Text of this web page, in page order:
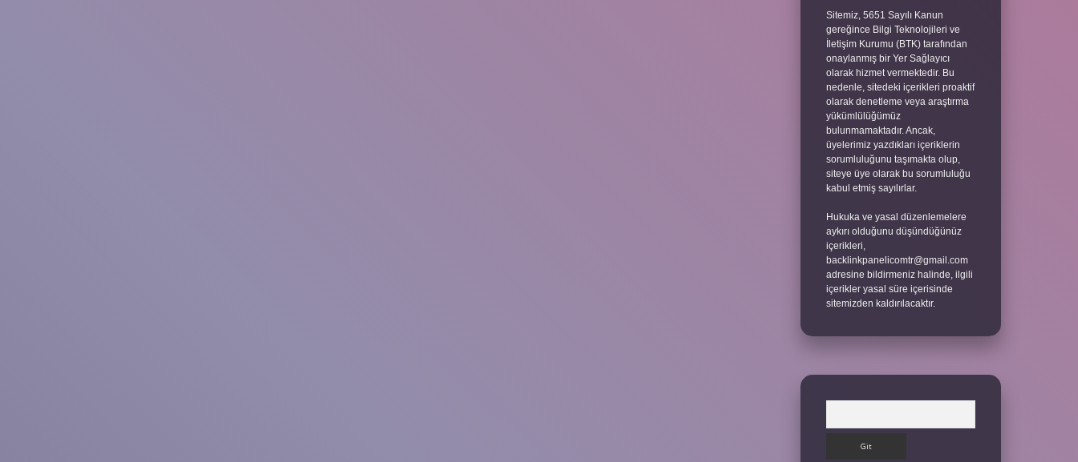
Sitemiz, 5651 Sayılı Kanun
gereğince Bilgi Teknolojileri ve
İletişim Kurumu (BTK) tarafından
onaylanmış bir Yer Sağlayıcı
olarak hizmet vermektedir. Bu
nedenle, sitedeki içerikleri proaktif
olarak denetleme veya araştırma
yükümlülüğümüz
bulunmamaktadır. Ancak,
üyelerimiz yazdıkları içeriklerin
sorumluluğunu taşımakta olup,
siteye üye olarak bu sorumluluğu
kabul etmiş sayılırlar.
Hukuka ve yasal düzenlemelere
aykırı olduğunu düşündüğünüz
içerikleri,
backlinkpanelicomtr@gmail.com
adresine bildirmeniz halinde, ilgili
içerikler yasal süre içerisinde
sitemizden kaldırılacaktır.